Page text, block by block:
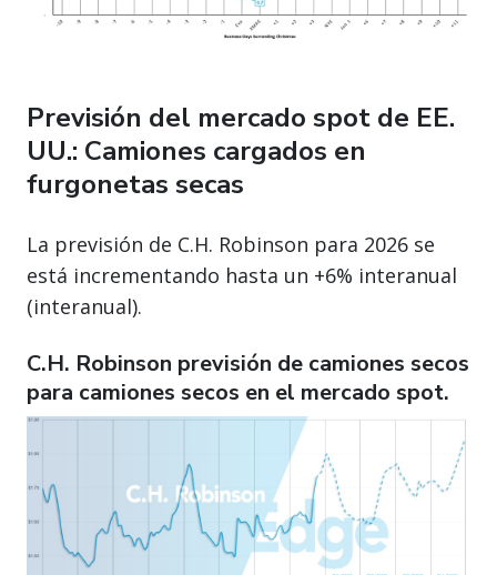
Previsión del mercado spot de EE.
UU.: Camiones cargados en
furgonetas secas
La previsión de C.H. Robinson para 2026 se
está incrementando hasta un +6% interanual
(interanual).
C.H. Robinson previsión de camiones secos
para camiones secos en el mercado spot.